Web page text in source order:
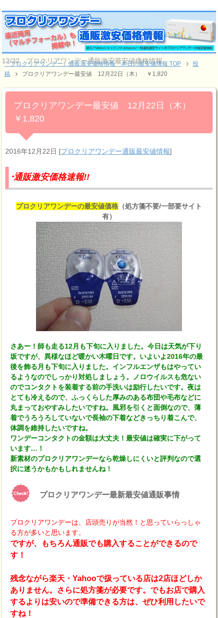
12/22 プロクリアワンデー通販激安最安値価格情報
『プロクリアワンデー』通販激安価格情報 本日の最安値情報 TOP
投
稿
プロクリアワンデー最安値 12月22日（木） ￥1,820
プロクリアワンデー最安値 12月22日（木）
￥1,820
2016年12月22日 [プロクリアワンデー通販最安値情報]
価格速報!!
プロクリアワンデーの最安値価格（処方箋不要/一部要サイト
有）
さあー！師も走る12月も下旬に入りました。今日は天気が下り
坂ですが、異様なほど暖かい木曜日です。いよいよ2016年の最
後を飾る月も下旬に入りました。インフルエンザもはやってい
るようなのでしっかり対処しましょう。ノロウイルスも危ない
のでコンタクトを装着する前の手洗いは励行したいです。夜は
とても冷えるので、ふっくらした厚みのある布団や毛布などに
丸まっておやすみしたいですね。風邪を引くと面倒なので、薄
着でうろうろしていないで長袖の下着などきっちり着こんで、
体調を維持したいですね。
ワンデーコンタクトの金額は大丈夫！最安値は確実に下がって
います…！
新素材のプロクリアワンデーなら乾燥しにくいと評判なので選
択に迷うかもかもしれませんね！
プロクリアワンデー最新最安値通販事情
プロクリアワンデーは、店頭売りが当然！と思っていらっしゃ
る方が多いと思います。
ですが、もちろん通販でも購入することができるので
す！
残念ながら楽天・Yahooで扱っている店は2店ほどしか
ありません。さらに処方箋が必要です。でもお店で購入
するよりは安いので準備できる方は、ぜひ利用したいで
すね！